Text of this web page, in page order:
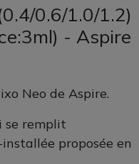
0.6/1.0/1.2)
- Aspire
Neo de Aspire.
se remplit
proposée en